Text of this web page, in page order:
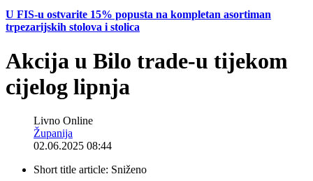
U FIS-u ostvarite 15% popusta na kompletan asortiman
trpezarijskih stolova i stolica
Akcija u Bilo trade-u tijekom
cijelog lipnja
Livno Online
Županija
02.06.2025 08:44
Short title article: Sniženo